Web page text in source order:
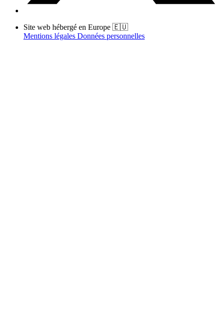
Site web hébergé en Europe 🇪🇺
Mentions légales Données personnelles